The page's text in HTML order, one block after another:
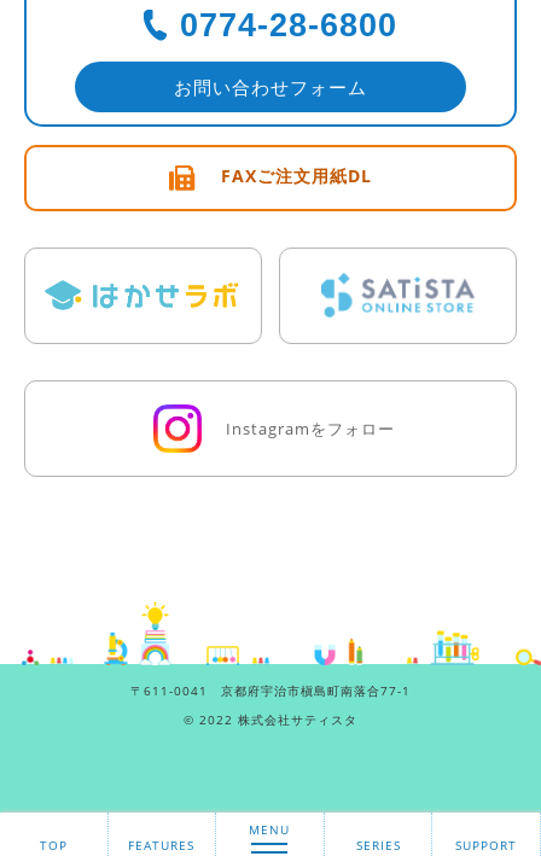
TOP FEATURES
MENU
SERIES
SUPPORT
0774-28-6800
お問い合わせフォーム
FAXご注文用紙DL
Instagramをフォロー
〒611-0041 京都府宇治市槇島町南落合77-1
© 2022 株式会社サティスタ